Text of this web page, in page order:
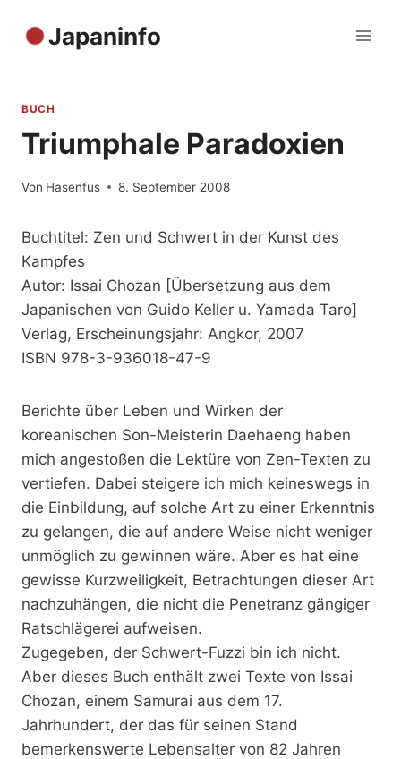
Inhalt
Japaninfo
BUCH
Triumphale Paradoxien
Von Hasenfus 8. September 2008
Buchtitel: Zen und Schwert in der Kunst des
Kampfes
Autor: Issai Chozan [Übersetzung aus dem
Japanischen von Guido Keller u. Yamada Taro]
Verlag, Erscheinungsjahr: Angkor, 2007
ISBN 978-3-936018-47-9
Berichte über Leben und Wirken der
koreanischen Son-Meisterin Daehaeng haben
mich angestoßen die Lektüre von Zen-Texten zu
vertiefen. Dabei steigere ich mich keineswegs in
die Einbildung, auf solche Art zu einer Erkenntnis
zu gelangen, die auf andere Weise nicht weniger
unmöglich zu gewinnen wäre. Aber es hat eine
gewisse Kurzweiligkeit, Betrachtungen dieser Art
nachzuhängen, die nicht die Penetranz gängiger
Ratschlägerei aufweisen.
Zugegeben, der Schwert-Fuzzi bin ich nicht.
Aber dieses Buch enthält zwei Texte von Issai
Chozan, einem Samurai aus dem 17.
Jahrhundert, der das für seinen Stand
bemerkenswerte Lebensalter von 82 Jahren